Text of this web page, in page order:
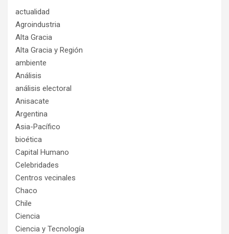
actualidad
Agroindustria
Alta Gracia
Alta Gracia y Región
ambiente
Análisis
análisis electoral
Anisacate
Argentina
Asia-Pacífico
bioética
Capital Humano
Celebridades
Centros vecinales
Chaco
Chile
Ciencia
Ciencia y Tecnología